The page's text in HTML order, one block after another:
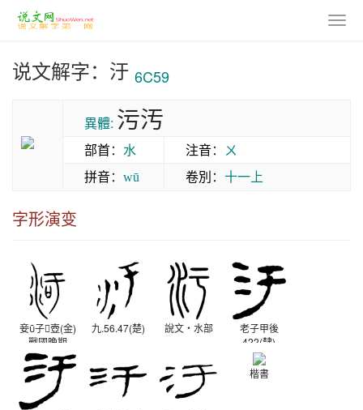
说文解字：汙 6C59
異體: 污汚
部首： 水 注音： ㄨ
拼音： wū 卷別： 十一上
字形演变
妾子𧊒壺(金)
戰國晚期
九.56.47(楚) 說文‧水部
老子甲後
422(隸)
西漢
楷書